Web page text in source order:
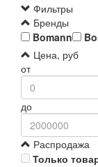
Фильтры
Бренды
Bomann
Цена, руб
от
до
Распродажа
Только